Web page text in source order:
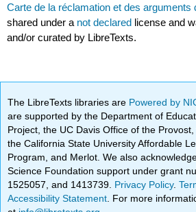
Carte de la réclamation et des arguments
shared under a not declared license and
and/or curated by LibreTexts.
The LibreTexts libraries are Powered by
are supported by the Department of
Project, the UC Davis Office of the
the California State University Affordable
Program, and Merlot. We also
Science Foundation support under grant
1525057, and 1413739. Privacy Policy.
Accessibility Statement . For more